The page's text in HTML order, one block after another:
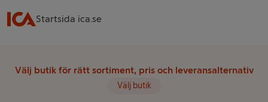
Startsida ica.se
Välj butik för rätt sortiment, pris och leveransalternativ
Välj butik